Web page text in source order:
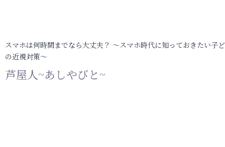
スマホは何時間までなら大丈夫？ ～スマホ時代に知っておきたい子
の近視対策～
芦屋人~あしやびと~